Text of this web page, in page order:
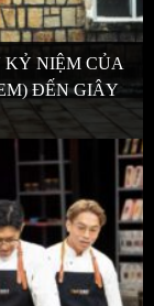
KỶ NIỆM CỦA
ĐẾN GIÂY